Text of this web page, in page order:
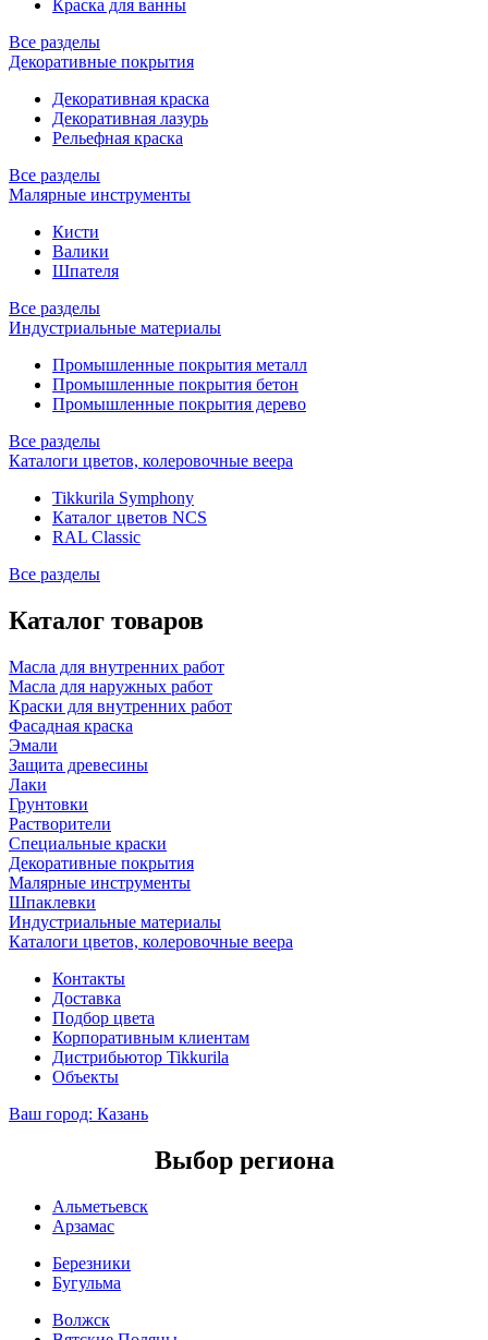
Краска для ванны
Все разделы
Декоративные покрытия
Декоративная краска
Декоративная лазурь
Рельефная краска
Все разделы
Малярные инструменты
Кисти
Валики
Шпателя
Все разделы
Индустриальные материалы
Промышленные покрытия металл
Промышленные покрытия бетон
Промышленные покрытия дерево
Все разделы
Каталоги цветов, колеровочные веера
Tikkurila Symphony
Каталог цветов NCS
RAL Classic
Все разделы
Каталог товаров
Масла для внутренних работ
Масла для наружных работ
Краски для внутренних работ
Фасадная краска
Эмали
Защита древесины
Лаки
Грунтовки
Растворители
Специальные краски
Декоративные покрытия
Малярные инструменты
Шпаклевки
Индустриальные материалы
Каталоги цветов, колеровочные веера
Контакты
Доставка
Подбор цвета
Корпоративным клиентам
Дистрибьютор Tikkurila
Объекты
Ваш город: Казань
Выбор региона
Альметьевск
Арзамас
Березники
Бугульма
Волжск